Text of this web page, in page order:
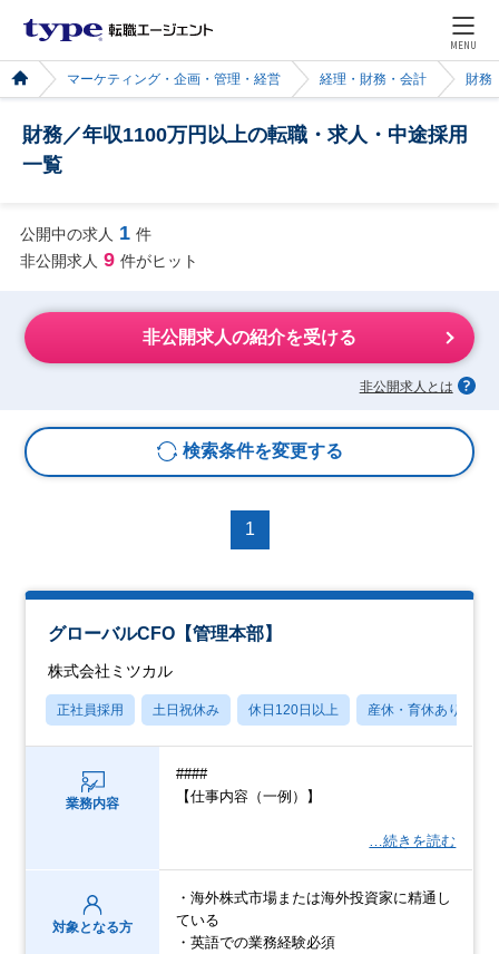
MENU
マーケティング・企画・管理・経営 経理・財務・会計 財務
財務／年収1100万円以上の転職・求人・中途採用
一覧
公開中の求人 1 件
非公開求人 9 件がヒット
非公開求人の紹介を受ける
非公開求人とは
検索条件を変更する
1
グローバルCFO【管理本部】
株式会社ミツカル
正社員採用 土日祝休み 休日120日以上 産休・育休あり
業務内容
####
【仕事内容（一例）】
…続きを読む
対象となる方
・海外株式市場または海外投資家に精通し
ている
・英語での業務経験必須